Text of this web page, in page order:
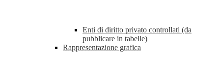
Enti di diritto privato controllati (da
pubblicare in tabelle)
Rappresentazione grafica